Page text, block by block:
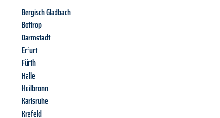
Bergisch Gladbach
Bottrop
Darmstadt
Erfurt
Fürth
Halle
Heilbronn
Karlsruhe
Krefeld